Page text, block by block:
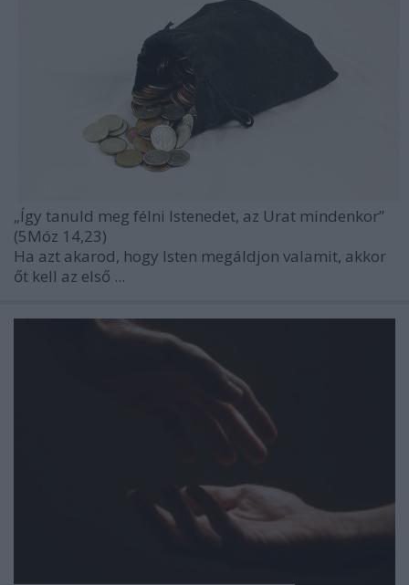
„Így tanuld meg félni Istenedet, az Urat mindenkor”
(5Móz 14,23)
Ha azt akarod, hogy Isten megáldjon valamit, akkor
őt kell az első ...